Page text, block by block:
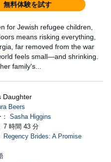
無料体験を試す
for Jewish refugee children,
means risking everything,
far removed from the war
feels small—and shrinking.
family's...
Daughter
Beers
Sasha Higgins
7 時間 43 分
Regency Brides: A Promise